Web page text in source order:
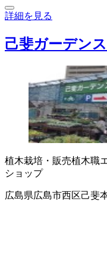
詳細を見る
己斐ガーデン
植木栽培・販売植木職
ショップ
広島県広島市西区己斐